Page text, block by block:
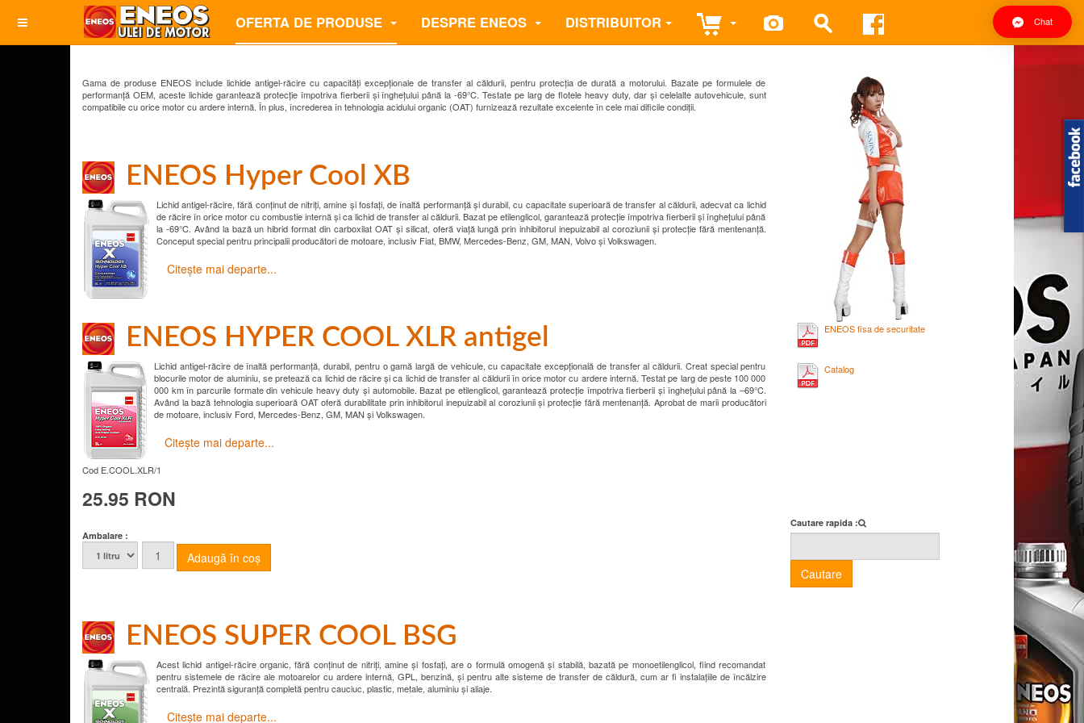
Chat
OFERTA DE PRODUSE DESPRE ENEOS DISTRIBUITOR
Gama de produse ENEOS include lichide antigel-răcire cu capacități excepționale de transfer al căldurii, pentru protecția de durată a motorului. Bazate pe formulele de
performanță OEM, aceste lichide garantează protecție împotriva fierberii și înghețului până la -69°C. Testate pe larg de flotele heavy duty, dar și celelalte autovehicule, sunt
compatibile cu orice motor cu ardere internă. În plus, încrederea în tehnologia acidului organic (OAT) furnizează rezultate excelente în cele mai dificile condiții.
ENEOS Hyper Cool XB
Lichid antigel-răcire, fără conținut de nitriți, amine și fosfați, de înaltă performanță și durabil, cu capacitate superioară de transfer al căldurii, adecvat ca lichid
de răcire în orice motor cu combustie internă și ca lichid de transfer al căldurii. Bazat pe etilenglicol, garantează protecție împotriva fierberii și înghețului până
la -69°C. Având la bază un hibrid format din carboxilat OAT și silicat, oferă viață lungă prin inhibitorul inepuizabil al coroziunii și protecție fără mentenanță.
Conceput special pentru principalii producători de motoare, inclusiv Fiat, BMW, Mercedes-Benz, GM, MAN, Volvo și Volkswagen.
Citește mai departe...
ENEOS HYPER COOL XLR antigel
Lichid antigel-răcire de înaltă performanță, durabil, pentru o gamă largă de vehicule, cu capacitate excepțională de transfer al căldurii. Creat special pentru
blocurile motor de aluminiu, se pretează ca lichid de răcire și ca lichid de transfer al căldurii în orice motor cu ardere internă. Testat pe larg de peste 100 000
000 km în parcurile formate din vehicule heavy duty și automobile. Bazat pe etilenglicol, garantează protecție împotriva fierberii și înghețului până la –69°C.
Având la bază tehnologia superioară OAT oferă durabilitate prin inhibitorul inepuizabil al coroziunii și protecție fără mentenanță. Aprobat de marii producători
de motoare, inclusiv Ford, Mercedes-Benz, GM, MAN și Volkswagen.
Citește mai departe...
Cod E.COOL.XLR/1
25.95 RON
Ambalare :
ENEOS SUPER COOL BSG
Acest lichid antigel-răcire organic, fără conținut de nitriți, amine și fosfați, are o formulă omogenă și stabilă, bazată pe monoetilenglicol, fiind recomandat
pentru sistemele de răcire ale motoarelor cu ardere internă, GPL, benzină, și pentru alte sisteme de transfer de căldură, cum ar fi instalațiile de încălzire
centrală. Prezintă siguranță completă pentru cauciuc, plastic, metale, aluminiu și aliaje.
Citește mai departe...
ENEOS fisa de securitate
Catalog
Cautare rapida :
Cautare